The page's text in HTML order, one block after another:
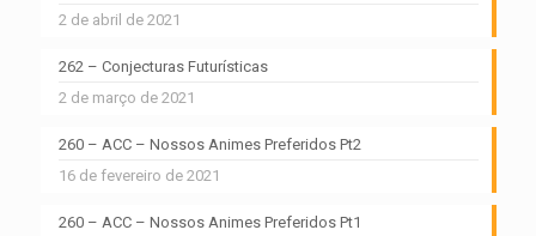
2 de abril de 2021
262 – Conjecturas Futurísticas
2 de março de 2021
260 – ACC – Nossos Animes Preferidos Pt2
16 de fevereiro de 2021
260 – ACC – Nossos Animes Preferidos Pt1